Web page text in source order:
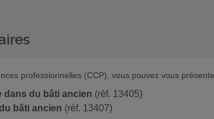
professionnelles (CCP), vous pouvez vous
dans du bâti ancien (réf. 13405)
bâti ancien (réf. 13407)